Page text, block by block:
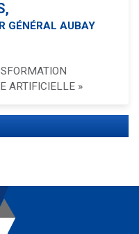
GÉNÉRAL AUBAY
ARTIFICIELLE »